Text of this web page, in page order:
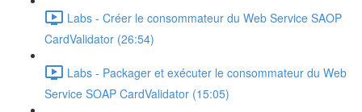
Labs - Créer le consommateur du Web Service SAOP
CardValidator (26:54)
Labs - Packager et exécuter le consommateur du Web
Service SOAP CardValidator (15:05)